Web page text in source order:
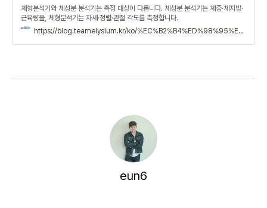
체형분석기와 체성분 분석기는 측정 대상이 다릅니다. 체성분 분석기는 체중·체지방·
근육량을, 체형분석기는 자세·정렬·관절 각도를 측정합니다.
https://blog.teamelysium.kr/ko/%EC%B2%B4%ED%98%95%EB%B6%84%EC%84%9D%EA%B8%B0-vs-%EC%B2%B4%EC%84%B1%EB%B6%84%EB%B6%84%EC%84%9D%EA%B8%B0
eun6